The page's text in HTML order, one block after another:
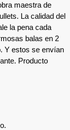
maestra de
La calidad del
la pena cada
balas en 2
Y estos se envían
Producto